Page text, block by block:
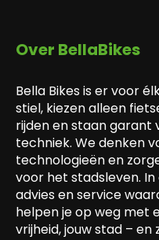
Over BellaBikes
Bella Bikes is er voor
stiel, kiezen alleen
rijden en staan garant
techniek. We denken
technologieën en
voor het stadsleven. In
advies en service
helpen je op weg met
vrijheid, jouw stad –